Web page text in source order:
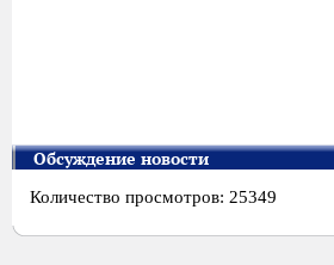
Обсуждение новости
Количество просмотров: 25349